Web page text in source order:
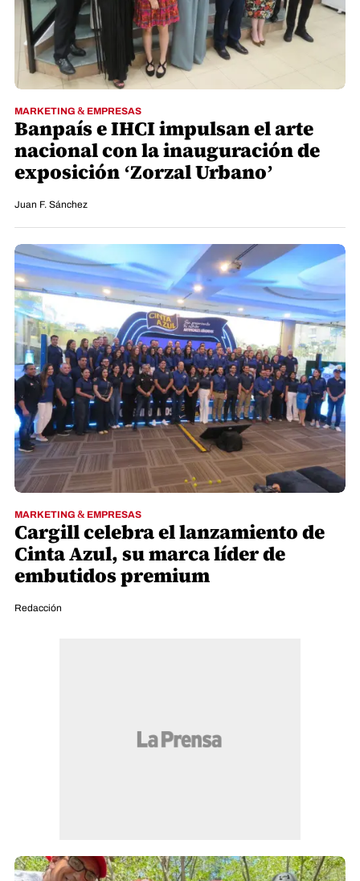
MARKETING & EMPRESAS
Banpaís e IHCI impulsan el arte
nacional con la inauguración de
exposición ‘Zorzal Urbano’
Juan F. Sánchez
MARKETING & EMPRESAS
Cargill celebra el lanzamiento de
Cinta Azul, su marca líder de
embutidos premium
Redacción